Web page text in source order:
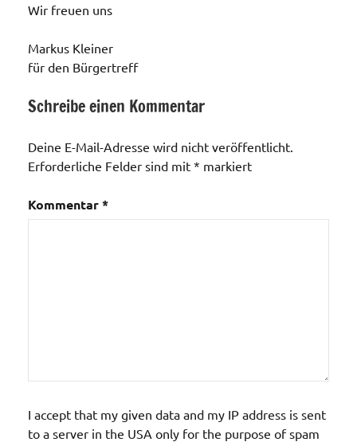
Wir freuen uns
Markus Kleiner
für den Bürgertreff
Schreibe einen Kommentar
Deine E-Mail-Adresse wird nicht veröffentlicht.
Erforderliche Felder sind mit * markiert
Kommentar*
I accept that my given data and my IP address is sent
to a server in the USA only for the purpose of spam